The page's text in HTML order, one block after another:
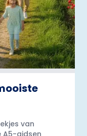
van
gidsen